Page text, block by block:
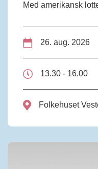
Med amerikansk
26. aug. 2026
13.30 - 16.00
Folkehuset